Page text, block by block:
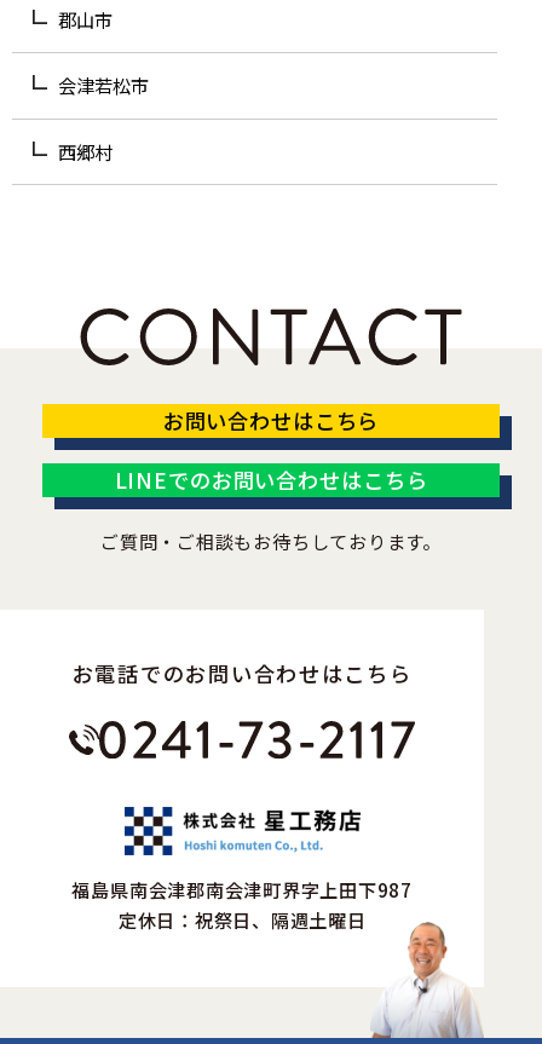
郡山市
会津若松市
西郷村
お問い合わせはこちら
LINEでのお問い合わせはこちら
ご質問・ご相談もお待ちしております。
お電話でのお問い合わせはこちら
福島県南会津郡南会津町界字上田下987
定休日：祝祭日、隔週土曜日